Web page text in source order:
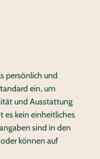
persönlich und
ein, um
und Ausstattung
es kein einheitliches
sind in den
können auf